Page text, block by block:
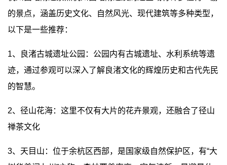
的景点，涵盖历史文化、自然风光、现代建筑等多种类型，
以下是一些推荐：
1、良渚古城遗址公园：公园内有古城遗址、水利系统等遗
迹，通过参观可以深入了解良渚文化的辉煌历史和古代先民
的智慧。
2、径山花海：这里不仅有大片的花卉景观，还融合了径山
禅茶文化
3、天目山：位于余杭区西部，是国家级自然保护区，有“大